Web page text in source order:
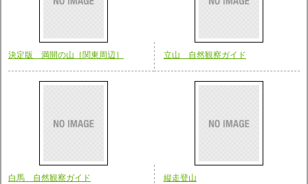
決定版 満開の山［関東周辺］ 立山 自然観察ガイド
白馬 自然観察ガイド 縦走登山